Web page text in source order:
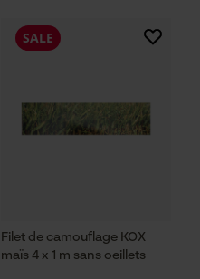
Filet de camouflage KOX
maïs 4 x 1 m sans oeillets
SALE